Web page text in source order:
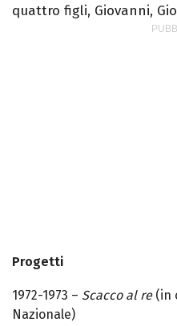
quattro figli, Giovanni,
Progetti
1972-1973 – Scacco al re(in
Nazionale)